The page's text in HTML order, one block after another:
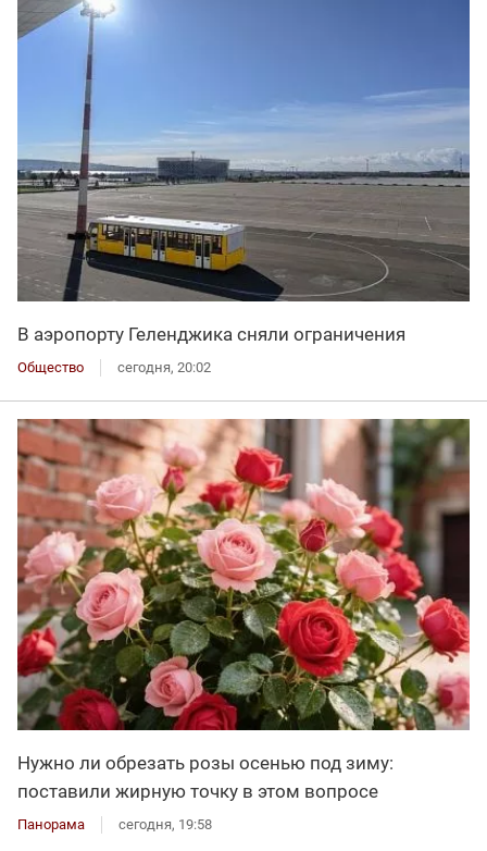
В аэропорту Геленджика сняли ограничения
Общество сегодня, 20:02
Нужно ли обрезать розы осенью под зиму:
поставили жирную точку в этом вопросе
Панорама сегодня, 19:58